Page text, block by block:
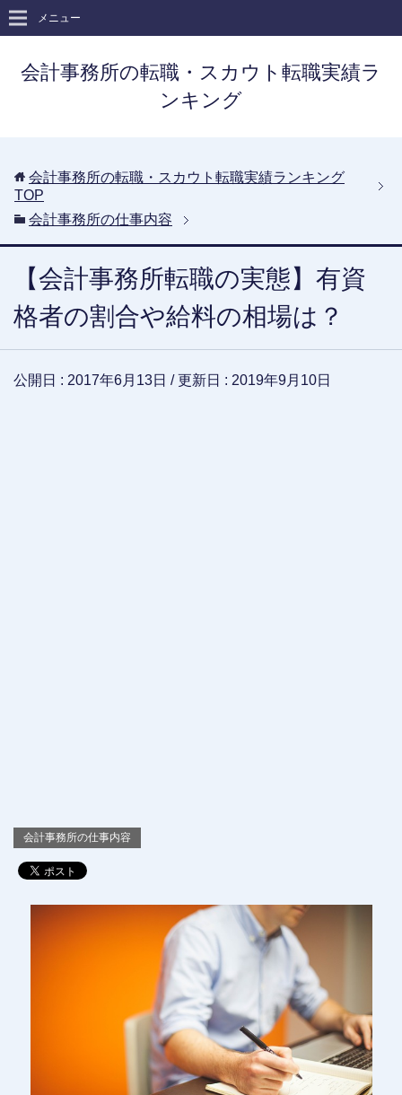
会計事務所の転職・スカウト転職実績ラ
ンキング
メニュー
会計事務所の転職・スカウト転職実績ランキング
TOP
会計事務所の仕事内容
【会計事務所転職の実態】有資
格者の割合や給料の相場は？
公開日 : 2017年6月13日 / 更新日 : 2019年9月10日
会計事務所の仕事内容